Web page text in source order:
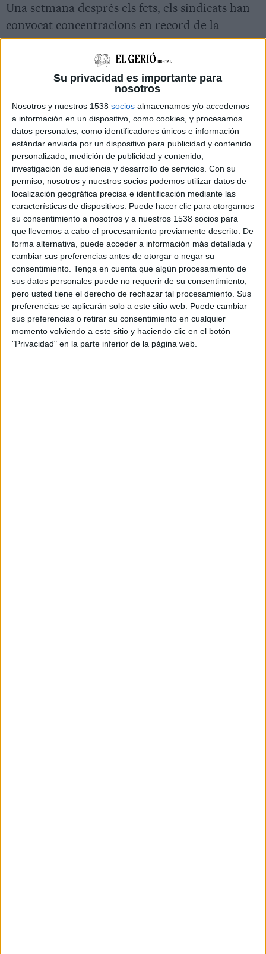
Su privacidad es importante para
nosotros
Nosotros y nuestros 1538 socios almacenamos y/o accedemos
a información en un dispositivo, como cookies, y procesamos
datos personales, como identificadores únicos e información
estándar enviada por un dispositivo para publicidad y contenido
personalizado, medición de publicidad y contenido,
investigación de audiencia y desarrollo de servicios. Con su
permiso, nosotros y nuestros socios podemos utilizar datos de
localización geográfica precisa e identificación mediante las
características de dispositivos. Puede hacer clic para otorgarnos
su consentimiento a nosotros y a nuestros 1538 socios para
que llevemos a cabo el procesamiento previamente descrito. De
forma alternativa, puede acceder a información más detallada y
cambiar sus preferencias antes de otorgar o negar su
consentimiento. Tenga en cuenta que algún procesamiento de
sus datos personales puede no requerir de su consentimiento,
pero usted tiene el derecho de rechazar tal procesamiento. Sus
preferencias se aplicarán solo a este sitio web. Puede cambiar
sus preferencias o retirar su consentimiento en cualquier
momento volviendo a este sitio y haciendo clic en el botón
"Privacidad" en la parte inferior de la página web.
Una setmana després els fets, els sindicats han
convocat concentracions en record de la
víctima a totes les presons i quan faltaven pocs
minuts per les dotze del migdia, els
treballadors de la presó de Figueres han sortit
La convocatòria ha acabat al crit de 'Per la
Núria' enmig d'aplaudiments. El responsable
d'UGT de Presons al centre, Jorge Fernández,
diu que les protestes continuaran: "Seguirem
aquí fins que les coses canviïn o fins que
puguem parlar amb altres interlocutors".
Una setmana després de l'assassinat d'una
cuinera del centre penitenciari de Mas d'Enric,
els sindicats han convocat tots els treballadors a
fer un minut de silenci des de les presons en
record de la víctima a les dotze del migdia. Al
Puig de les Basses, hi han participat més d'un
centenar de treballadors.